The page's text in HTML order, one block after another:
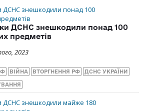
ДСНС знешкодили понад 100
предметів
2023
ВІЙНА ВТОРГНЕННЯ РФ ДСНС УКРАЇНИ